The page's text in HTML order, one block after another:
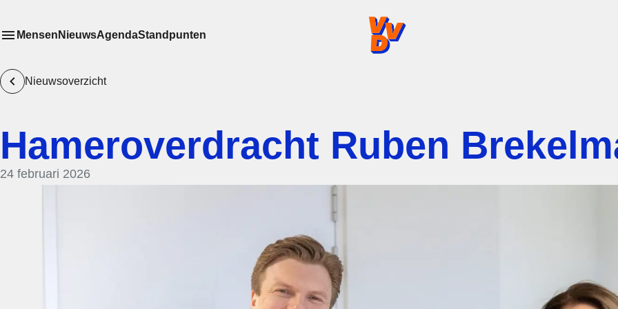
VVD.nl - Ga naar de homepage
Toon het submenu van
Meer menu items
Mensen NieuwsAgendaStandpunten
Nieuwsoverzicht
Hameroverdracht Ruben
24 februari 2026